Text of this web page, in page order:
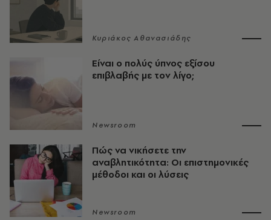
Κυριάκος Αθανασιάδης
Είναι ο πολύς ύπνος εξίσου
επιβλαβής με τον λίγο;
Newsroom
Πώς να νικήσετε την
αναβλητικότητα: Οι επιστημονικές
μέθοδοι και οι λύσεις
Newsroom